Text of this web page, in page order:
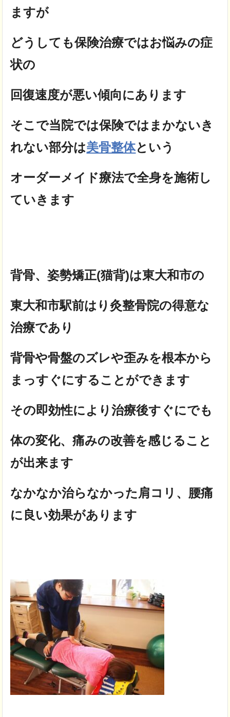
ますが
どうしても保険治療ではお悩みの症
状の
回復速度が悪い傾向にあります
そこで当院では保険ではまかないき
れない部分は美骨整体という
オーダーメイド療法で全身を施術し
ていきます
背骨、姿勢矯正(猫背)は東大和市の
東大和市駅前はり灸整骨院の得意な
治療であり
背骨や骨盤のズレや歪みを根本から
まっすぐにすることができます
その即効性により治療後すぐにでも
体の変化、痛みの改善を感じること
が出来ます
なかなか治らなかった肩コリ、腰痛
に良い効果があります